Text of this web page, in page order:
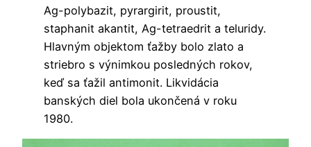
Ag-polybazit, pyrargirit, proustit,
staphanit akantit, Ag-tetraedrit a teluridy.
Hlavným objektom ťažby bolo zlato a
striebro s výnimkou posledných rokov,
keď sa ťažil antimonit. Likvidácia
banských diel bola ukončená v roku
1980.